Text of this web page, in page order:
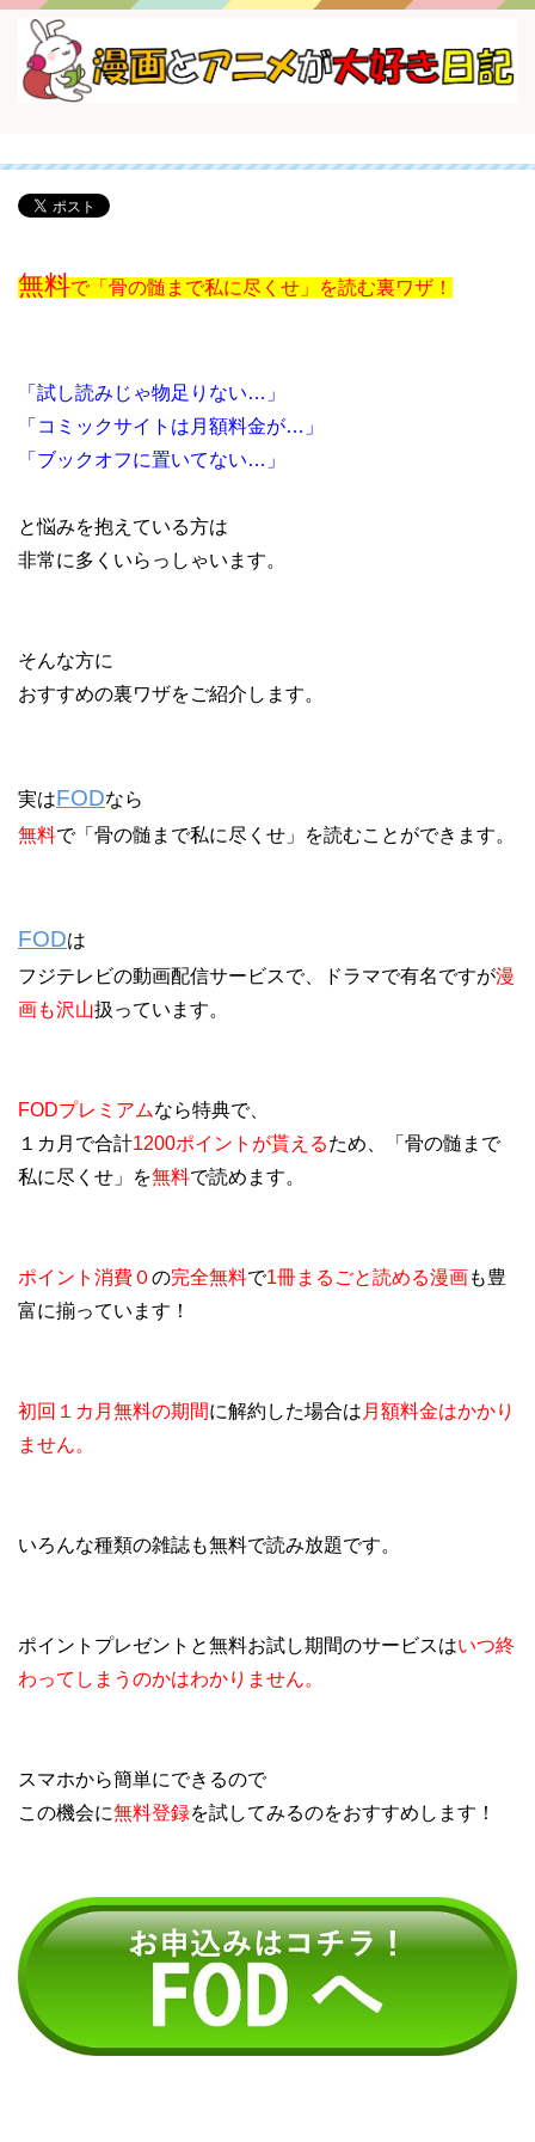
無料で「骨の髄まで私に尽くせ」を読む裏ワザ！
「試し読みじゃ物足りない…」
「コミックサイトは月額料金が…」
「ブックオフに置いてない…」
と悩みを抱えている方は
非常に多くいらっしゃいます。
そんな方に
おすすめの裏ワザをご紹介します。
実はFODなら
無料で「骨の髄まで私に尽くせ」を読むことができます。
FODは
フジテレビの動画配信サービスで、ドラマで有名ですが漫
画も沢山扱っています。
FODプレミアムなら特典で、
１カ月で合計1200ポイントが貰えるため、「骨の髄まで
私に尽くせ」を無料で読めます。
ポイント消費０の完全無料で1冊まるごと読める漫画も豊
富に揃っています！
初回１カ月無料の期間に解約した場合は 月額料金はかかり
ません。
いろんな種類の雑誌も無料で読み放題です。
ポイントプレゼントと無料お試し期間のサービスはいつ終
わってしまうのかはわかりません。
スマホから簡単にできるので
この機会に無料登録を試してみるのをおすすめします！